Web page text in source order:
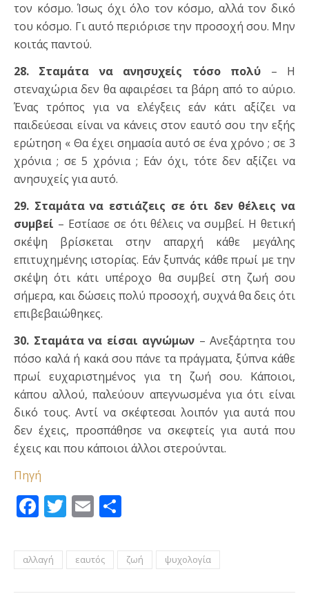
τον κόσμο. Ίσως όχι όλο τον κόσμο, αλλά τον δικό
του κόσμο. Γι αυτό περιόρισε την προσοχή σου. Μην
κοιτάς παντού.
28. Σταμάτα να ανησυχείς τόσο πολύ – Η
στεναχώρια δεν θα αφαιρέσει τα βάρη από το αύριο.
Ένας τρόπος για να ελέγξεις εάν κάτι αξίζει να
παιδεύεσαι είναι να κάνεις στον εαυτό σου την εξής
ερώτηση « Θα έχει σημασία αυτό σε ένα χρόνο ; σε 3
χρόνια ; σε 5 χρόνια ; Εάν όχι, τότε δεν αξίζει να
ανησυχείς για αυτό.
29. Σταμάτα να εστιάζεις σε ότι δεν θέλεις να
συμβεί – Εστίασε σε ότι θέλεις να συμβεί. Η θετική
σκέψη βρίσκεται στην απαρχή κάθε μεγάλης
επιτυχημένης ιστορίας. Εάν ξυπνάς κάθε πρωί με την
σκέψη ότι κάτι υπέροχο θα συμβεί στη ζωή σου
σήμερα, και δώσεις πολύ προσοχή, συχνά θα δεις ότι
επιβεβαιώθηκες.
30. Σταμάτα να είσαι αγνώμων – Ανεξάρτητα του
πόσο καλά ή κακά σου πάνε τα πράγματα, ξύπνα κάθε
πρωί ευχαριστημένος για τη ζωή σου. Κάποιοι,
κάπου αλλού, παλεύουν απεγνωσμένα για ότι είναι
δικό τους. Αντί να σκέφτεσαι λοιπόν για αυτά που
δεν έχεις, προσπάθησε να σκεφτείς για αυτά που
έχεις και που κάποιοι άλλοι στερούνται.
Πηγή
Facebook
Twitter
Email
αλλαγή εαυτός ζωή ψυχολογία